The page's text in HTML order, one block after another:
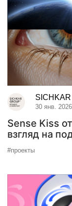
30 янв. 2026
Sense Kiss
взгляд на
#проекты